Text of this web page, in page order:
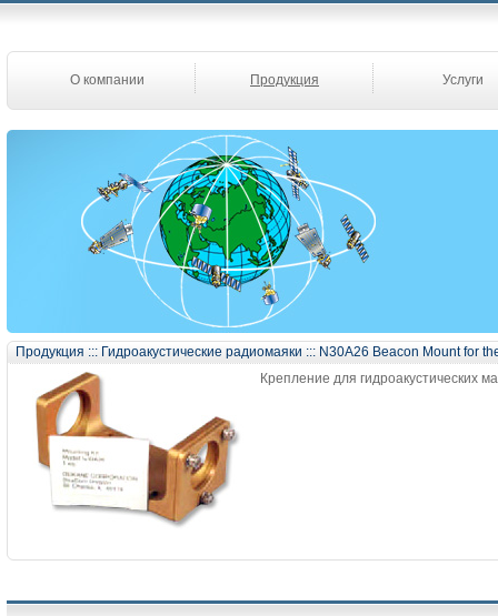
О компании Продукция Услуги
Продукция ::: Гидроакустические радиомаяки ::: N30A26 Beacon Mount for
Крепление для гидроакустических